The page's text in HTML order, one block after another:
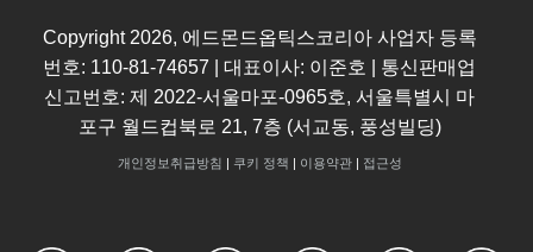
Copyright 2026, 에드몬드옵틱스코리아 사업자 등록
번호: 110-81-74657 | 대표이사: 이준호 | 통신판매업
신고번호: 제 2022-서울마포-0965호, 서울특별시 마
포구 월드컵북로 21, 7층 (서교동, 풍성빌딩)
개인정보취급방침 | 쿠키 정책 | 이용약관| 접근성